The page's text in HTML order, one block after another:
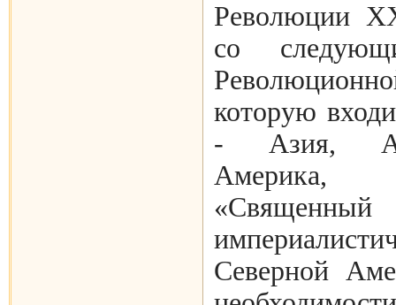
Революции
со
которую
- Азия,
Америка,
Северной